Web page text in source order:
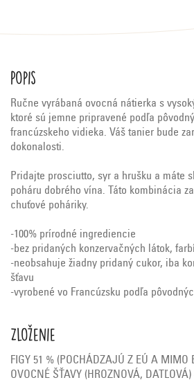
Popis
Ručne vyrábaná ovocná nátierka s
ktoré sú jemne pripravené podľa
francúzskeho vidieka. Váš tanier bude
dokonalosti.
Pridajte prosciutto, syr a hrušku a máte
poháru dobrého vína. Táto kombinácia
chuťové poháriky.
-100% prírodné ingrediencie
-bez pridaných konzervačných látok,
-neobsahuje žiadny pridaný cukor, iba
šťavu
-vyrobené vo Francúzsku podľa
Zloženie
FIGY 51 % (POCHÁDZAJÚ Z EÚ A MIMO
OVOCNÉ ŠŤAVY (HROZNOVÁ,